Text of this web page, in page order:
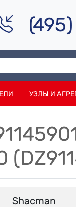
УЗЛЫ И
Shacman